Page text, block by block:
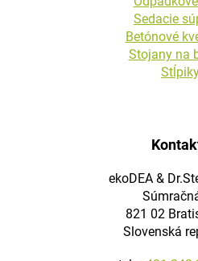
Sedacie
Betónové
Stojany na
ekoDEA &
821 02
Slovenská